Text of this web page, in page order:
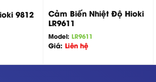
9812
Cảm Biến Nhiệt Độ Hioki
LR9611
Model: LR9611
Giá: Liên hệ